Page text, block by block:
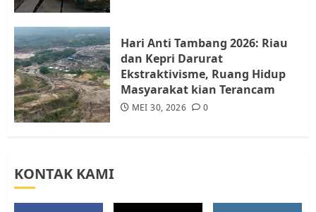
5
Hari Anti Tambang 2026: Riau
dan Kepri Darurat
Ekstraktivisme, Ruang Hidup
Masyarakat kian Terancam
MEI 30, 2026 0
KONTAK KAMI